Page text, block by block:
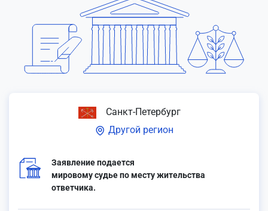
Санкт-Петербург
Другой регион
Заявление подается
мировому судье по месту жительства
ответчика.